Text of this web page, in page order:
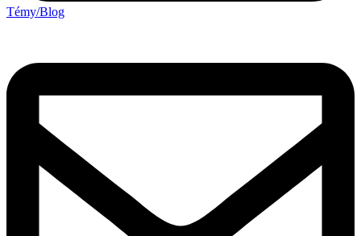
Témy/Blog